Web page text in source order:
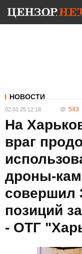
НОВОСТИ
02.01.25 12:18 543
На
враг
дроны-
совершил
позиций
- ОТГ